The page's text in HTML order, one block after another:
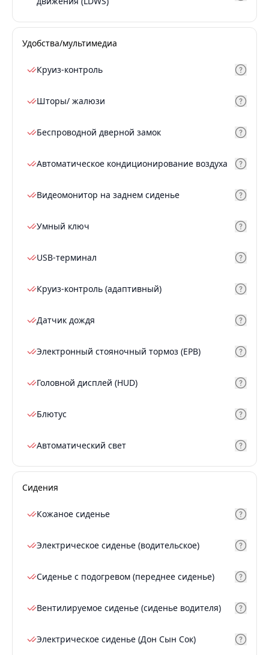
Удобства/мультимедиа
Круиз-контроль
Шторы/ жалюзи
Беспроводной дверной замок
Автоматическое кондиционирование воздуха
Видеомонитор на заднем сиденье
Умный ключ
USB-терминал
Круиз-контроль (адаптивный)
Датчик дождя
Электронный стояночный тормоз (EPB)
Головной дисплей (HUD)
Блютус
Автоматический свет
Сидения
Кожаное сиденье
Электрическое сиденье (водительское)
Сиденье с подогревом (переднее сиденье)
Вентилируемое сиденье (сиденье водителя)
Электрическое сиденье (Дон Сын Сок)